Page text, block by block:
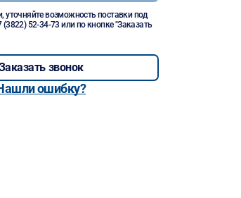
уточняйте возможность поставки под
(3822) 52-34-73 или по кнопке "Заказать
звонок
ошибку?